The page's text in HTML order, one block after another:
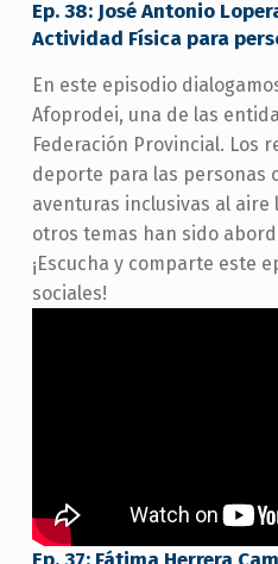
Ep. 38: José Antonio
Actividad Física para
En este episodio
Afoprodei, una de las
Federación Provincial. Los
deporte para las personas
aventuras inclusivas al aire
otros temas han sido
¡Escucha y comparte este
sociales!